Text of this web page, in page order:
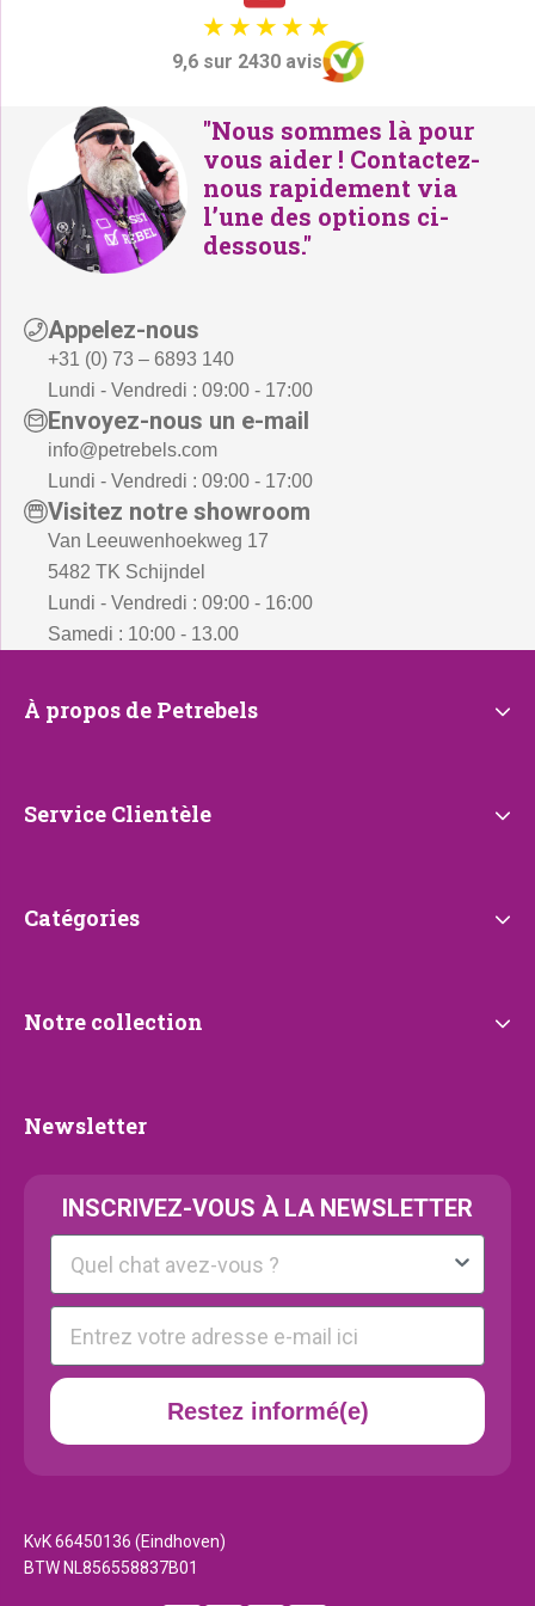
9,6 sur 2430 avis
"Nous sommes là pour
vous aider ! Contactez-
nous rapidement via
l’une des options ci-
dessous."
Appelez-nous
+31 (0) 73 – 6893 140
Lundi - Vendredi : 09:00 - 17:00
Envoyez-nous un e-mail
info@petrebels.com
Lundi - Vendredi : 09:00 - 17:00
Visitez notre showroom
Van Leeuwenhoekweg 17
5482 TK Schijndel
Lundi - Vendredi : 09:00 - 16:00
Samedi : 10:00 - 13.00
À
Petrebels
À propos de Petrebels
Service
Service Clientèle
Catégories
Catégories
Notre
Notre collection
Newsletter
Newsletter
INSCRIVEZ-VOUS À LA NEWSLETTER
Kattenras
E-mail
Restez informé(e)
KvK 66450136 (Eindhoven)
BTW NL856558837B01